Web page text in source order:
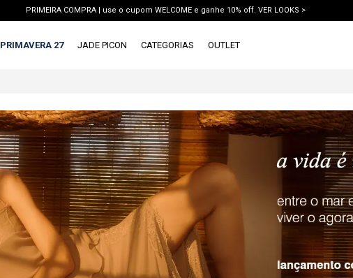
PRIMEIRA COMPRA | use o cupom WELCOME e ganhe 10% off. VER LOOKS >
PRIMAVERA 27 JADE PICON CATEGORIAS OUTLET
1º
vestido
2º
blusa
calca jeans
calca
5º
saia
6º
conjunto
7
short